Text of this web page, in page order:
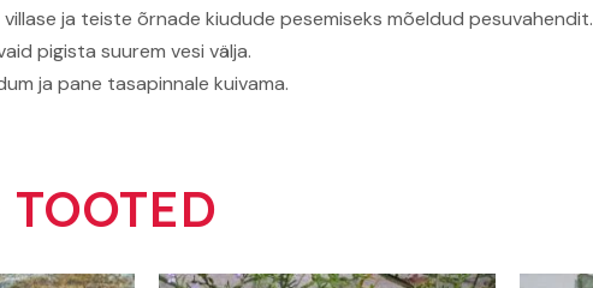
ja teiste õrnade kiudude pesemiseks mõeldud pesuvahendit.
pigista suurem vesi välja.
ja pane tasapinnale kuivama.